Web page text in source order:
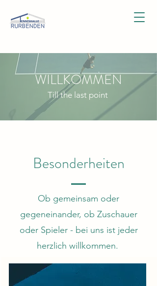
WILLKOMMEN
Till the last point
Besonderheiten
Ob gemeinsam oder
gegeneinander, ob Zuschauer
oder Spieler - bei uns ist jeder
herzlich willkommen.